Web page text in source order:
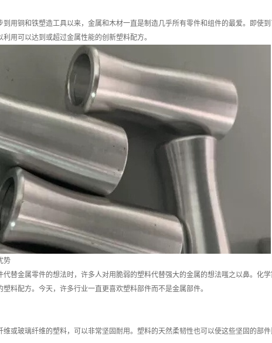
到用铜和铁塑造工具以来，金属和木材一直是制造几乎所有零件和组件的最爱。即使
用可以达到或超过金属性能的创新塑料配方。
势
代替金属零件的想法时，许多人对用脆弱的塑料代替强大的金属的想法嗤之以鼻。化
料配方。今天，许多行业一直更喜欢塑料部件而不是金属部件。
或玻璃纤维的塑料，可以非常坚固耐用。塑料的天然柔韧性也可以使这些坚固的部件